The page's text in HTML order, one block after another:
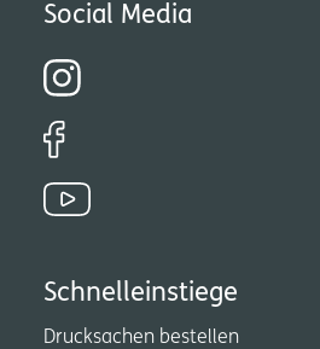
Schnell­einstiege
Drucksachen bestellen
Social Media